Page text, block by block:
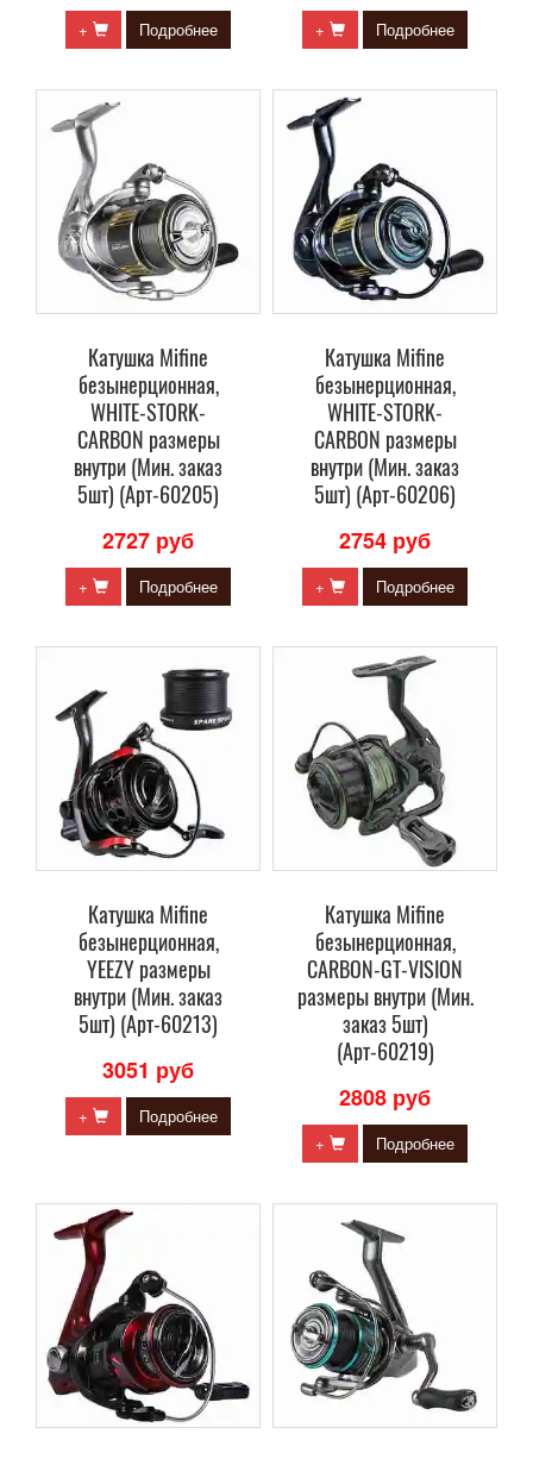
+ Подробнее + Подробнее
Катушка Mifine
безынерционная,
WHITE-STORK-
CARBON размеры
внутри (Мин. заказ
5шт) (Арт-60205)
2727 руб
+ Подробнее
Катушка Mifine
безынерционная,
WHITE-STORK-
CARBON размеры
внутри (Мин. заказ
5шт) (Арт-60206)
2754 руб
+ Подробнее
Катушка Mifine
безынерционная,
YEEZY размеры
внутри (Мин. заказ
5шт) (Арт-60213)
3051 руб
+ Подробнее
Катушка Mifine
безынерционная,
CARBON-GT-VISION
размеры внутри (Мин.
заказ 5шт)
(Арт-60219)
2808 руб
+ Подробнее